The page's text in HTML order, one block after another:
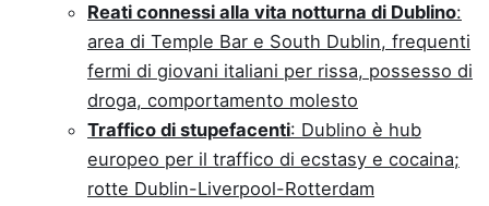
Reati connessi alla vita notturna di Dublino:
area di Temple Bar e South Dublin, frequenti
fermi di giovani italiani per rissa, possesso di
droga, comportamento molesto
Traffico di stupefacenti: Dublino è hub
europeo per il traffico di ecstasy e cocaina;
rotte Dublin-Liverpool-Rotterdam